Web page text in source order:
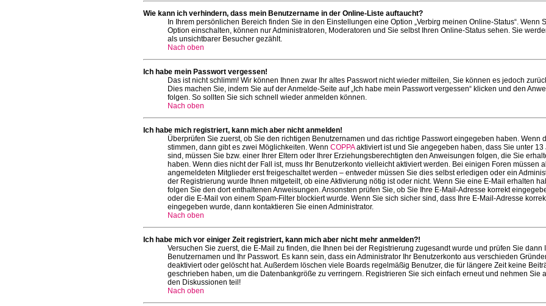
Wie kann ich verhindern, dass mein Benutzername in der Online-Liste auftaucht?
In Ihrem persönlichen Bereich finden Sie in den Einstellungen eine Option „Verbirg meinen Online-Status“. Wenn
Option einschalten, können nur Administratoren, Moderatoren und Sie selbst Ihren Online-Status sehen. Sie
als unsichtbarer Besucher gezählt.
Nach oben
Ich habe mein Passwort vergessen!
Das ist nicht schlimm! Wir können Ihnen zwar Ihr altes Passwort nicht wieder mitteilen, Sie können es jedoch
Dies machen Sie, indem Sie auf der Anmelde-Seite auf „Ich habe mein Passwort vergessen“ klicken und den
folgen. So sollten Sie sich schnell wieder anmelden können.
Nach oben
Ich habe mich registriert, kann mich aber nicht anmelden!
Überprüfen Sie zuerst, ob Sie den richtigen Benutzernamen und das richtige Passwort eingegeben haben. Wenn
stimmen, dann gibt es zwei Möglichkeiten. Wenn COPPAaktiviert ist und Sie angegeben haben, dass Sie unter 13
sind, müssen Sie bzw. einer Ihrer Eltern oder Ihrer Erziehungsberechtigten den Anweisungen folgen, die Sie
haben. Wenn dies nicht der Fall ist, muss Ihr Benutzerkonto vielleicht aktiviert werden. Bei einigen Foren müssen
angemeldeten Mitglieder erst freigeschaltet werden – entweder müssen Sie dies selbst erledigen oder ein
der Registrierung wurde Ihnen mitgeteilt, ob eine Aktivierung nötig ist oder nicht. Wenn Sie eine E-Mail erhalten
folgen Sie den dort enthaltenen Anweisungen. Ansonsten prüfen Sie, ob Sie Ihre E-Mail-Adresse korrekt
oder die E-Mail von einem Spam-Filter blockiert wurde. Wenn Sie sich sicher sind, dass Ihre E-Mail-Adresse
eingegeben wurde, dann kontaktieren Sie einen Administrator.
Nach oben
Ich habe mich vor einiger Zeit registriert, kann mich aber nicht mehr anmelden?!
Versuchen Sie zuerst, die E-Mail zu finden, die Ihnen bei der Registrierung zugesandt wurde und prüfen Sie dann
Benutzernamen und Ihr Passwort. Es kann sein, dass ein Administrator Ihr Benutzerkonto aus verschieden
deaktiviert oder gelöscht hat. Außerdem löschen viele Boards regelmäßig Benutzer, die für längere Zeit keine
geschrieben haben, um die Datenbankgröße zu verringern. Registrieren Sie sich einfach erneut und nehmen Sie
den Diskussionen teil!
Nach oben